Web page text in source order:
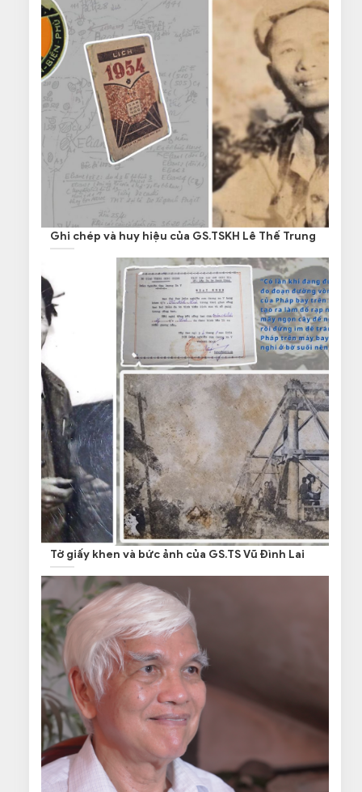
Ghi chép và huy hiệu của GS.TSKH Lê Thế Trung
Tờ giấy khen và bức ảnh của GS.TS Vũ Đình Lai